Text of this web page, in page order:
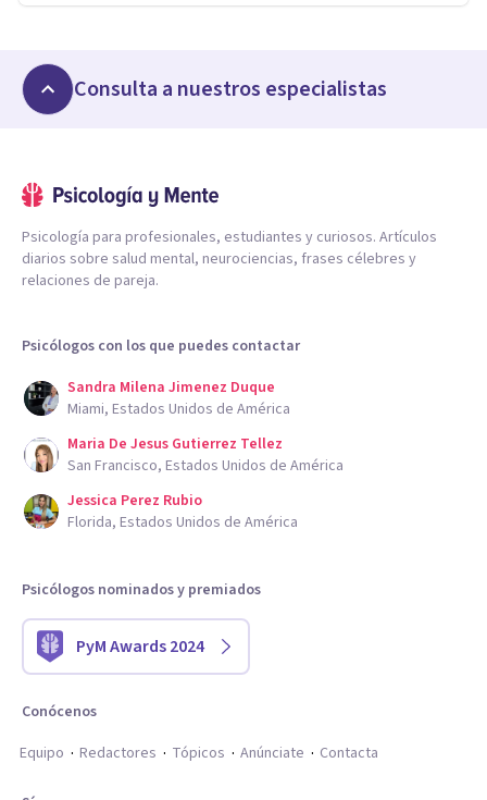
Consulta a nuestros especialistas
Psicología para profesionales, estudiantes y curiosos. Artículos
diarios sobre salud mental, neurociencias, frases célebres y
relaciones de pareja.
Psicólogos con los que puedes contactar
Sandra Milena Jimenez Duque
Miami, Estados Unidos de América
Maria De Jesus Gutierrez Tellez
San Francisco, Estados Unidos de América
Jessica Perez Rubio
Florida, Estados Unidos de América
Psicólogos nominados y premiados
PyM Awards 2024
Conócenos
Equipo
Redactores Tópicos Anúnciate Contacta